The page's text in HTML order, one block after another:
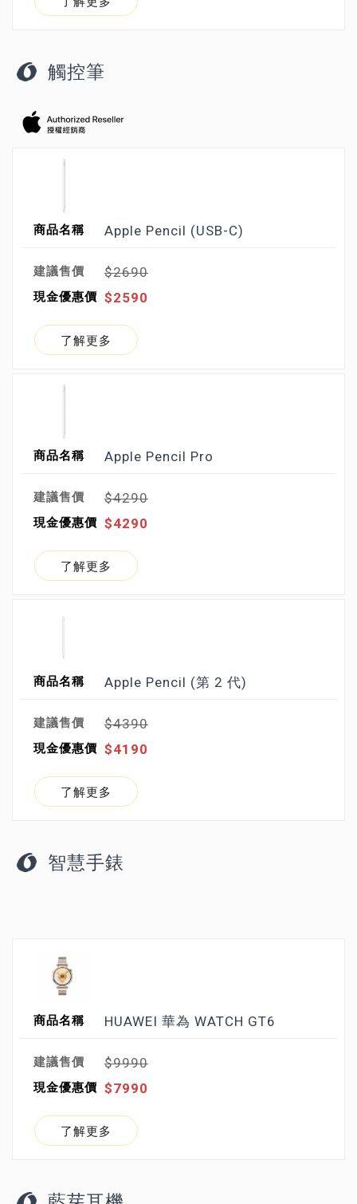
觸控筆
Apple Pencil (USB-C)
$2690
$2590
了解更多
Apple Pencil Pro
$4290
$4290
了解更多
Apple Pencil (第 2 代)
$4390
$4190
了解更多
智慧手錶
HUAWEI 華為 WATCH GT6
$9990
$7990
了解更多